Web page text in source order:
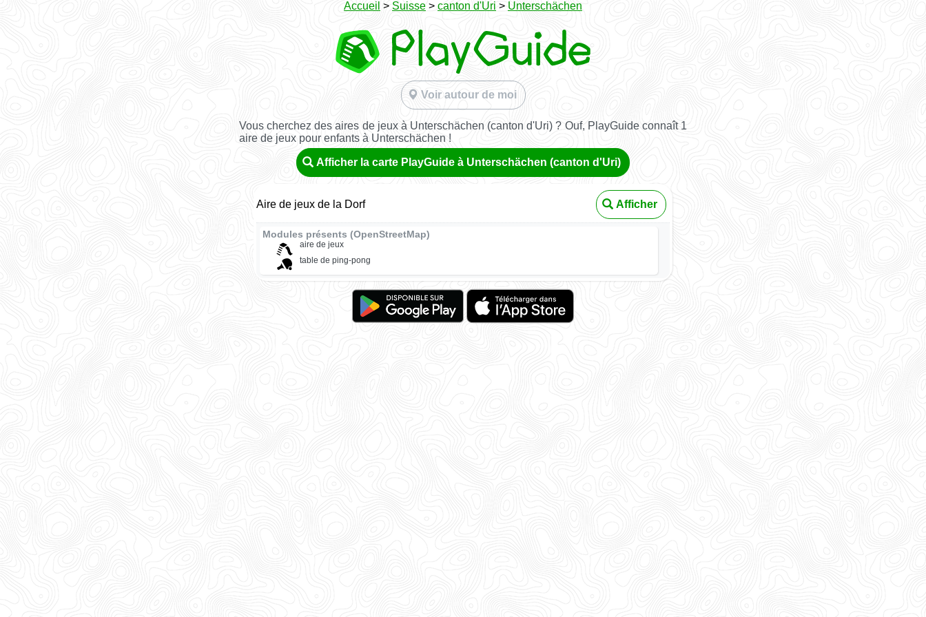
Accueil > Suisse > canton d'Uri > Unterschächen
Voir autour de moi
Vous cherchez des aires de jeux à Unterschächen (canton d'Uri) ? Ouf, PlayGuide connaît 1
aire de jeux pour enfants à Unterschächen !
Afficher la carte PlayGuide à Unterschächen (canton d'Uri)
Aire de jeux de la Dorf Afficher
Modules présents (OpenStreetMap)
aire de jeux
table de ping-pong